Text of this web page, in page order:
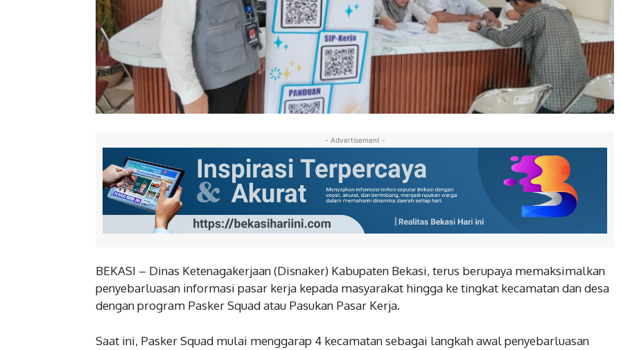
- Advertisement -
BEKASI – Dinas Ketenagakerjaan (Disnaker) Kabupaten Bekasi, terus berupaya memaksimalkan
penyebarluasan informasi pasar kerja kepada masyarakat hingga ke tingkat kecamatan dan desa
dengan program Pasker Squad atau Pasukan Pasar Kerja.
Saat ini, Pasker Squad mulai menggarap 4 kecamatan sebagai langkah awal penyebarluasan
BERITA